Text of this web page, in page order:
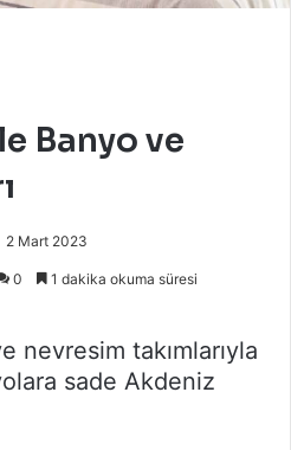
Banyo ve
2 Mart 2023
0 1 dakika okuma süresi
nevresim takımlarıyla
sade Akdeniz